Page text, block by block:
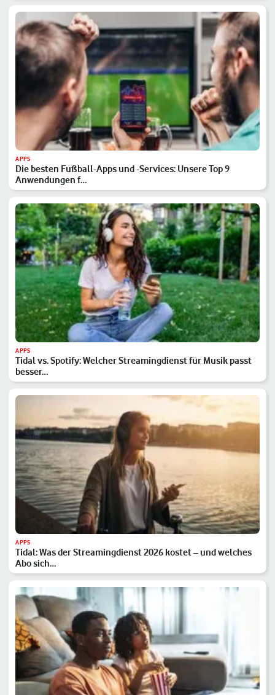
APPS
Die besten Fußball-Apps und -Services: Unsere Top 9
Anwendungen f…
APPS
Tidal vs. Spotify: Welcher Streamingdienst für Musik passt
besser…
APPS
Tidal: Was der Streamingdienst 2026 kostet – und welches
Abo sich…